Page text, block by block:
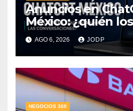
Anuncios en
México: ¿quién
pasará con las
conversaciones?
AGO 6, 2026 JODP
NEGOCIOS 360